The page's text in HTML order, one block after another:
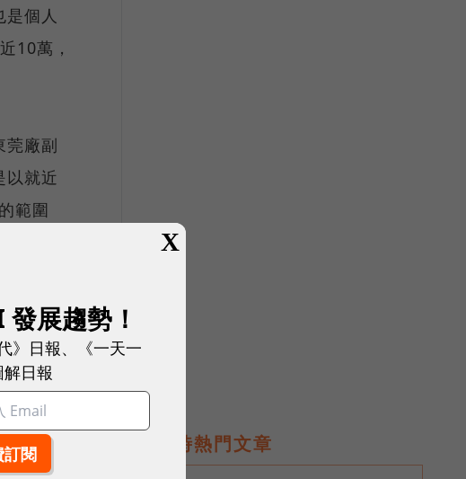
個人
10萬，
莞廠副
以就近
範圍
地區
台達董
東地
即時熱門文章
X
展趨勢！
》日報、《一天一
日報